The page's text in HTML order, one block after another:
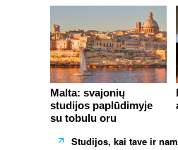
Malta: svajonių
studijos paplūdimyje
su tobulu oru
Studijos, kai tave ir